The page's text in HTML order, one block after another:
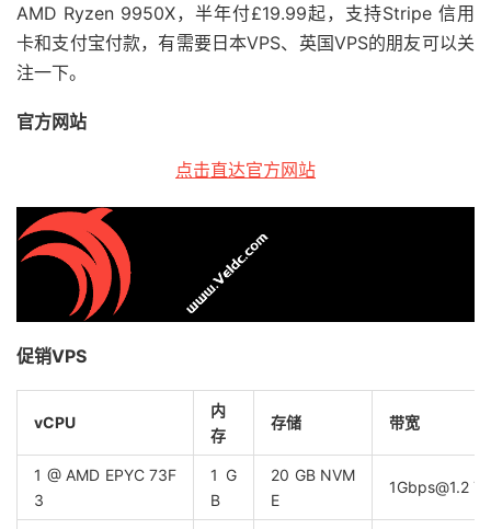
AMD Ryzen 9950X，半年付£19.99起，支持Stripe 信用
卡和支付宝付款，有需要日本VPS、英国VPS的朋友可以关
注一下。
官方网站
点击直达官方网站
促销VPS
vCPU
内
存
存储 带宽
1 @ AMD EPYC 73F
3
1 G
B
20 GB NVM
E
1Gbps@1.2